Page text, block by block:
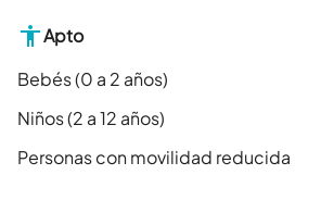
Apto
Bebés (0 a 2 años)
Niños (2 a 12 años)
Personas con movilidad reducida